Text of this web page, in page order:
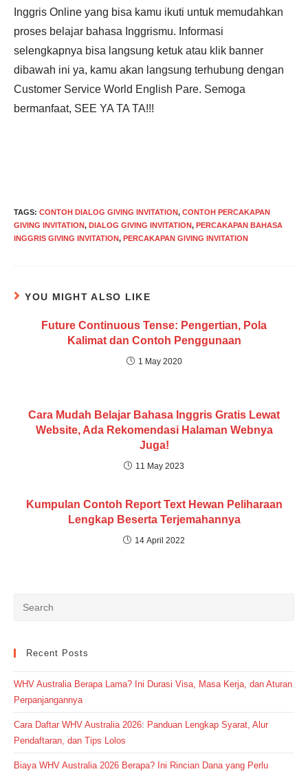
Inggris Online yang bisa kamu ikuti untuk memudahkan
proses belajar bahasa Inggrismu. Informasi
selengkapnya bisa langsung ketuk atau klik banner
dibawah ini ya, kamu akan langsung terhubung dengan
Customer Service World English Pare. Semoga
bermanfaat, SEE YA TA TA!!!
TAGS: CONTOH DIALOG GIVING INVITATION, CONTOH PERCAKAPAN
GIVING INVITATION, DIALOG GIVING INVITATION, PERCAKAPAN BAHASA
INGGRIS GIVING INVITATION, PERCAKAPAN GIVING INVITATION
YOU MIGHT ALSO LIKE
Future Continuous Tense: Pengertian, Pola
Kalimat dan Contoh Penggunaan
1 May 2020
Cara Mudah Belajar Bahasa Inggris Gratis Lewat
Website, Ada Rekomendasi Halaman Webnya
Juga!
11 May 2023
Kumpulan Contoh Report Text Hewan Peliharaan
Lengkap Beserta Terjemahannya
14 April 2022
Recent Posts
WHV Australia Berapa Lama? Ini Durasi Visa, Masa Kerja, dan Aturan
Perpanjangannya
Cara Daftar WHV Australia 2026: Panduan Lengkap Syarat, Alur
Pendaftaran, dan Tips Lolos
Biaya WHV Australia 2026 Berapa? Ini Rincian Dana yang Perlu